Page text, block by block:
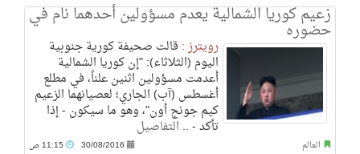
زعيم كوريا الشمالية يعدم مسؤولين أحدهما نام في
حضوره
رويترز : قالت صحيفة كورية جنوبية
اليوم (الثلاثاء): "إن كوريا الشمالية
أعدمت مسؤولين اثنين علناً، في مطلع
أغسطس (آب) الجاري؛ لعصيانهما الزعيم
كيم جونج أون"، وهو ما سيكون - إذا
تأكد - .. التفاصيل
العالم 30/08/2016